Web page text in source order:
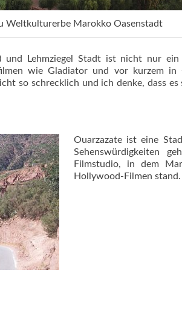
Weltkulturerbe Marokko Oasenstadt
und Lehmziegel Stadt ist nicht nur
wie Gladiator und vor kurzem in
so schrecklich und ich denke, dass
Ouarzazate ist eine
Sehenswürdigkeiten
Filmstudio, in dem
Hollywood-Filmen stand.